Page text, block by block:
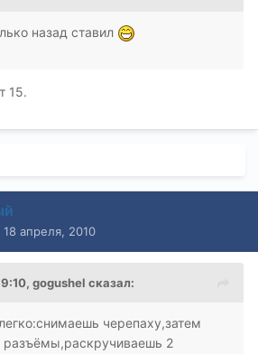
назад ставил
15.
18 апреля, 2010
gogushel сказал:
черепаху,затем
разъёмы,раскручиваешь 2